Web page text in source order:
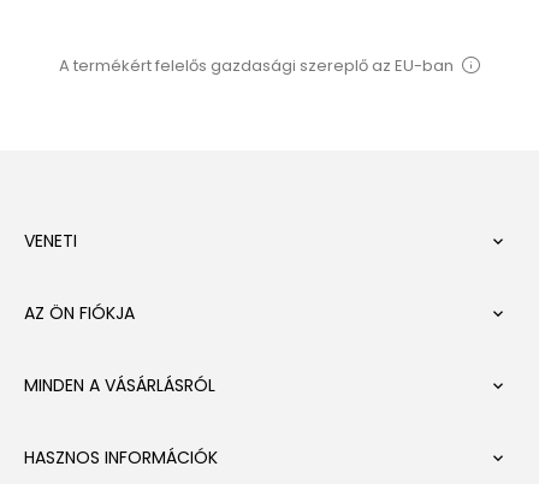
A termékért felelős gazdasági szereplő az EU-ban
VENETI 
AZ ÖN FIÓKJA 
MINDEN A VÁSÁRLÁSRÓL 
HASZNOS INFORMÁCIÓK 